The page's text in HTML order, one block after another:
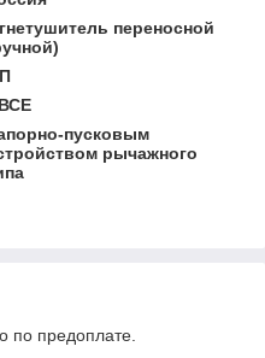
переносной
пусковым
рычажного
по предоплате.